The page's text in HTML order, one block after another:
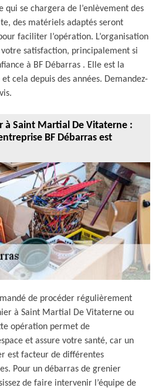
se chargera de l’enlèvement des
des matériels adaptés seront
faciliter l’opération. L’organisation
satisfaction, principalement si
à BF Débarras . Elle est la
cela depuis des années. Demandez-
à Saint Martial De Vitaterne :
BF Débarras est
de procéder régulièrement
à Saint Martial De Vitaterne ou
opération permet de
et assure votre santé, car un
est facteur de différentes
Pour un débarras de grenier
de faire intervenir l’équipe de